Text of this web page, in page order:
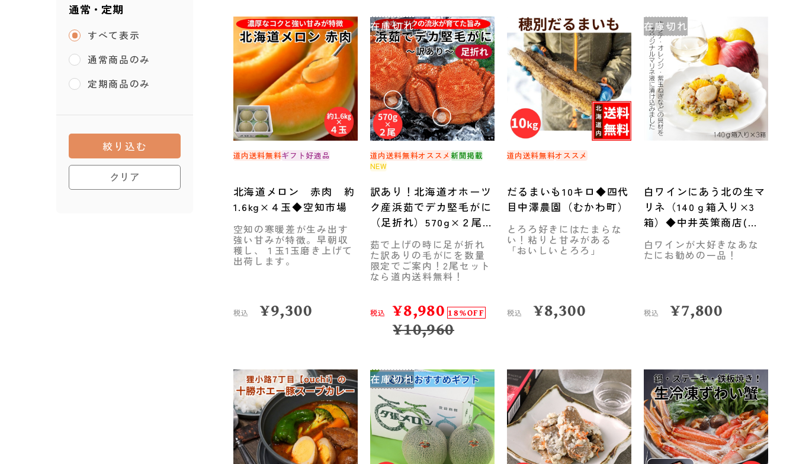
通常・定期
すべて表示
通常商品のみ
定期商品のみ
クリア
絞り込む
道内送料無料ギフト好適品
北海道メロン 赤肉 約
1.6kg×４玉◆空知市場
空知の寒暖差が生み出す
強い甘みが特徴。早朝収
穫し、１玉1玉磨き上げて
出荷します。
税込 ¥9,300
在庫切れ
道内送料無料オススメ 新聞掲載
NEW
訳あり！北海道オホーツ
ク産浜茹でデカ堅毛がに
（足折れ）570g×２尾◆
共栄水産
茹で上げの時に足が折れ
た訳ありの毛がにを数量
限定でご案内！2尾セット
なら道内送料無料！
税込 ¥8,980 18%OFF
¥10,960
道内送料無料オススメ
だるまいも10キロ◆四代
目中澤農園（むかわ町）
とろろ好きにはたまらな
い！粘りと甘みがある
「おいしいとろろ」
税込 ¥8,300
在庫切れ
白ワインにあう北の生マ
リネ（140ｇ箱入り×3
箱）◆中井英策商店(伊
達市)
白ワインが大好きなあな
たにお勧めの一品！
税込 ¥7,800
在庫切れ